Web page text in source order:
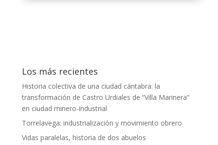
Los más recientes
Historia colectiva de una ciudad cántabra: la
transformación de Castro Urdiales de “Villa Marinera”
en ciudad minero-industrial
Torrelavega: industrialización y movimiento obrero
Vidas paralelas, historia de dos abuelos